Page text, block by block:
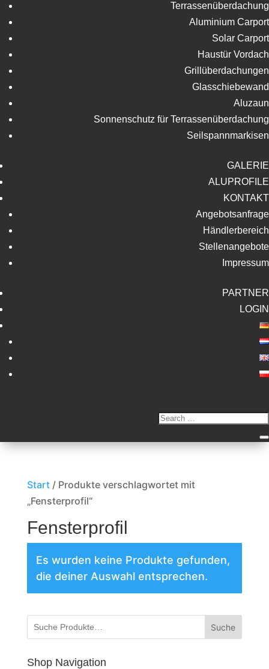
Terrassenüberdachung
Aluminium Carport
Solar Carport
Haustür Vordach
Grillüberdachungen
Glasschiebewand
Aluzaun
Sonnenschutz für Terrassenüberdachung
Seilspannmarkisen
GALERIE
ALUPROFILE
KONTAKT
Angebotsanfrage
Händlerbereich
Stellenangebote
Impressum
PARTNER
LOGIN
Start/ Produkte verschlagwortet mit
„Fensterprofil“
Fensterprofil
Es wurden keine Produkte gefunden,
die deiner Auswahl entsprechen.
Suche
Shop Navigation